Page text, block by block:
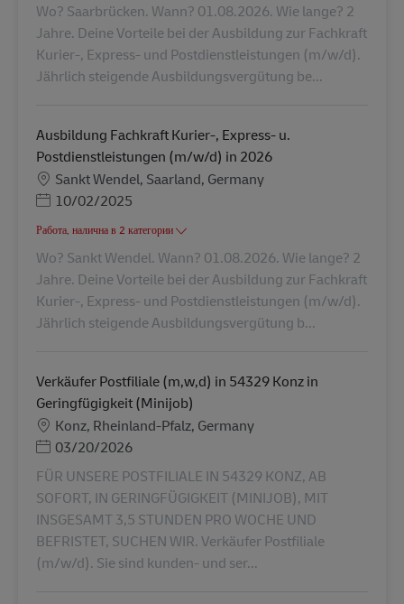
Wo? Saarbrücken. Wann? 01.08.2026. Wie lange? 2
Jahre. Deine Vorteile bei der Ausbildung zur Fachkraft
Kurier-, Express- und Postdienstleistungen (m/w/d).
Jährlich steigende Ausbildungsvergütung be...
Ausbildung Fachkraft Kurier-, Express- u.
Postdienstleistungen (m/w/d) in 2026
Местоположение
Sankt Wendel, Saarland, Germany
Posted Date
10/02/2025
Работа, налична в 2 категории
Wo? Sankt Wendel. Wann? 01.08.2026. Wie lange? 2
Jahre. Deine Vorteile bei der Ausbildung zur Fachkraft
Kurier-, Express- und Postdienstleistungen (m/w/d).
Jährlich steigende Ausbildungsvergütung b...
Verkäufer Postfiliale (m,w,d) in 54329 Konz in
Geringfügigkeit (Minijob)
Местоположение
Konz, Rheinland-Pfalz, Germany
Posted Date
03/20/2026
FÜR UNSERE POSTFILIALE IN 54329 KONZ, AB
SOFORT, IN GERINGFÜGIGKEIT (MINIJOB), MIT
INSGESAMT 3,5 STUNDEN PRO WOCHE UND
BEFRISTET, SUCHEN WIR. Verkäufer Postfiliale
(m/w/d). Sie sind kunden- und ser...